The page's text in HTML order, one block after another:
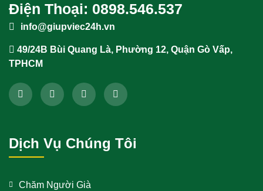
Điện Thoại: 0898.546.537
info@giupviec24h.vn
49/24B Bùi Quang Là, Phường 12, Quận Gò Vấp,
TPHCM
Dịch Vụ Chúng Tôi
Chăm Người Già